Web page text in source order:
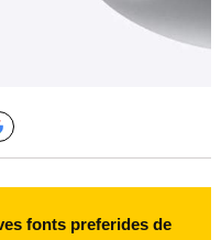
fonts preferides de